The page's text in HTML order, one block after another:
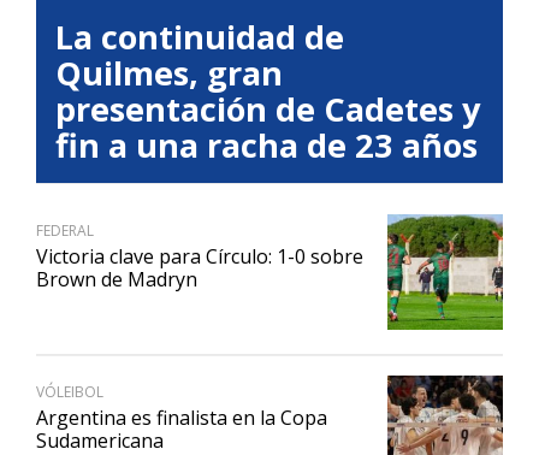
La continuidad de
Quilmes, gran
presentación de Cadetes y
fin a una racha de 23 años
FEDERAL
Victoria clave para Círculo: 1-0 sobre
Brown de Madryn
VÓLEIBOL
Argentina es finalista en la Copa
Sudamericana